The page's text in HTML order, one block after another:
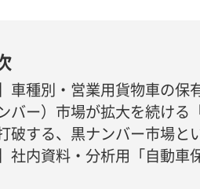
車種別・営業用貨物車の保
バー）市場が拡大を続ける
破する、黒ナンバー市場と
社内資料・分析用「自動車